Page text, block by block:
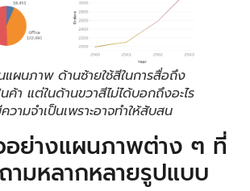
แผนภาพ ด้านซ้ายใช้สีในการสื่อถึง
า แต่ในด้านขวาสีไม่ได้บอกถึงอะไร
วามจำเป็นเพราะอาจทำให้สับสน
ย่างแผนภาพต่าง ๆ ที่
ามหลากหลายรูปแบบ